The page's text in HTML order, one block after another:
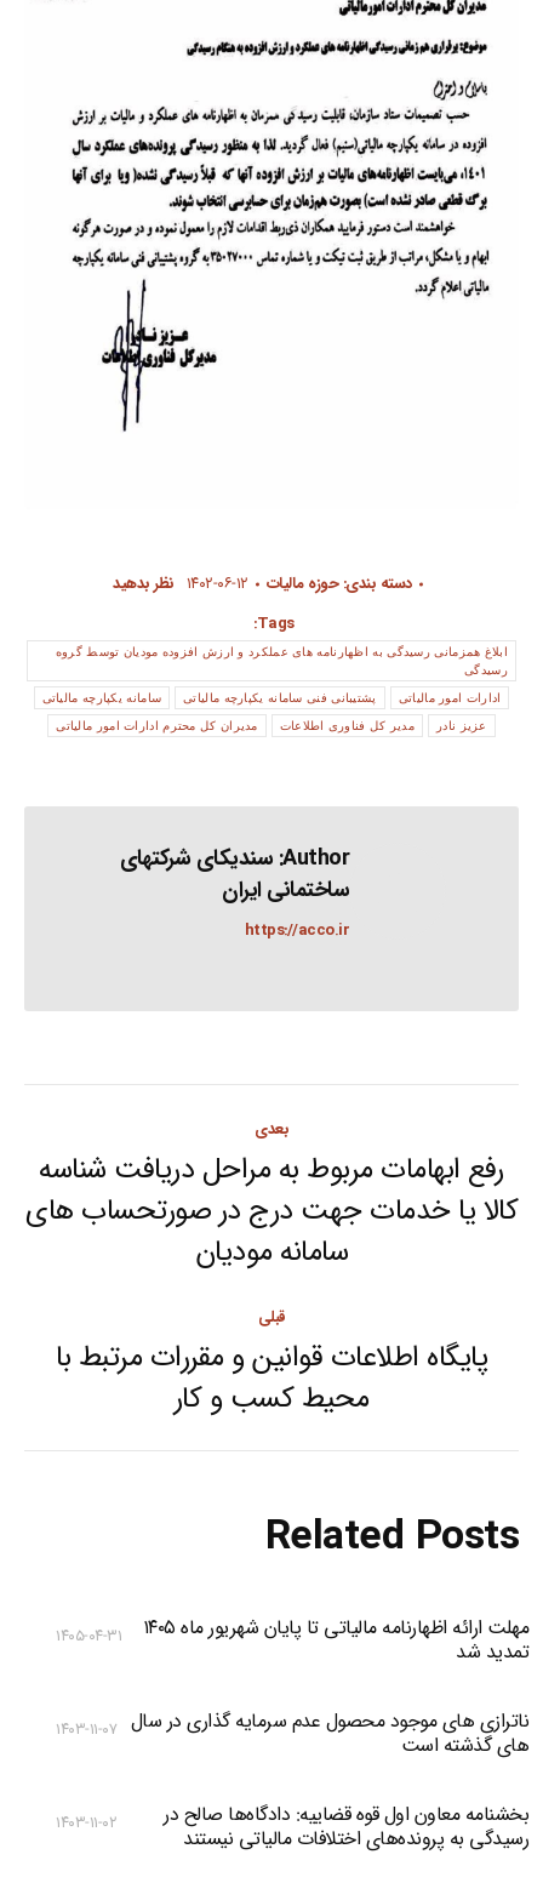
دسته بندی:حوزه مالیات ۱۴۰۲-۰۶-۱۲ نظر بدهید
Tags:
ابلاغ همزمانی رسیدگی به اظهارنامه های عملکرد و ارزش افزوده مودیان توسط گروه
رسیدگی
ادارات امور مالیاتی پشتیبانی فنی سامانه یکپارچه مالیاتی سامانه یکپارچه مالیاتی
عزیز نادر مدیر کل فناوری اطلاعات مدیران کل محترم ادارات امور مالیاتی
Author: سندیکای شرکتهای
ساختمانی ایران
https://acco.ir
navigation
قبلی
Previous
post:
پایگاه اطلاعات قوانین و مقررات مرتبط با
محیط کسب و کار
بعدی
Next
post:
رفع ابهامات مربوط به مراحل دریافت شناسه
کالا یا خدمات جهت درج در صورتحساب های
سامانه مودیان
Related Posts
مهلت ارائه اظهارنامه مالیاتی تا پایان شهریور ماه ۱۴۰۵
تمدید شد
۱۴۰۵-۰۴-۳۱
ناترازی های موجود محصول عدم سرمایه گذاری در سال
های گذشته است
۱۴۰۳-۱۱-۰۷
بخشنامه معاون اول قوه قضاییه: دادگاه‌‌ها صالح در
رسیدگی به پرونده‌های اختلافات مالیاتی نیستند
۱۴۰۳-۱۱-۰۲